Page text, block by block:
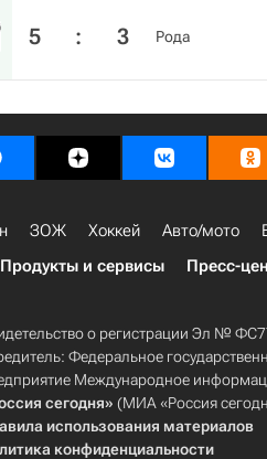
5 : 3 Рода
ЗОЖ Хоккей Авто/мото
Продукты и сервисы Пресс-
о регистрации Эл №
Федеральное
Международное
сегодня» (МИА «Россия
использования материалов
конфиденциальности